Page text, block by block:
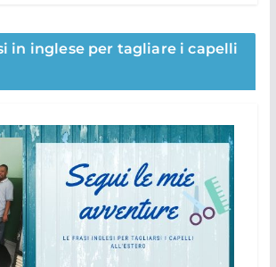
in inglese per tagliare i capelli